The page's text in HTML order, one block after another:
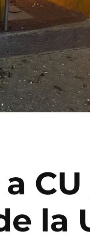
CU
la